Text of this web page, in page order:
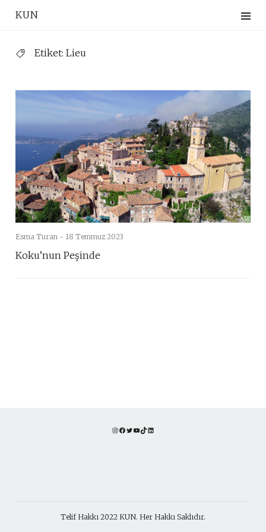
KUN
Etiket: Lieu
Esma Turan - 18 Temmuz 2023
Koku’nun Peşinde
Instagram
Facebook
TwitterYouTube
TikTok
Telif Hakkı 2022 KUN. Her Hakkı Saklıdır.